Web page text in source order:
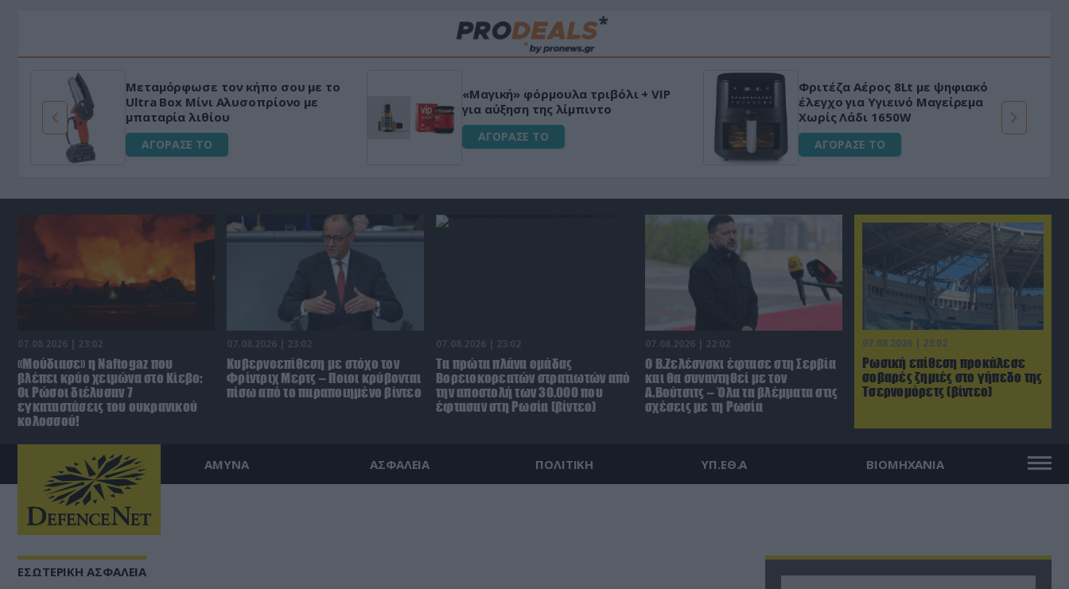
Μεταμόρφωσε τον κήπο σου με το
Ultra Box Μίνι Αλυσοπρίονο με
μπαταρία λιθίου
ΑΓΟΡΑΣΕ ΤΟ
«Μαγική» φόρμουλα τριβόλι + VIP
για αύξηση της λίμπιντο
ΑΓΟΡΑΣΕ ΤΟ
Φριτέζα Αέρος 8Lt με ψηφιακό
έλεγχο για Υγιεινό Μαγείρεμα
Χωρίς Λάδι 1650W
ΑΓΟΡΑΣΕ ΤΟ
07.08.2026 | 23:02
Ρωσική επίθεση προκάλεσε
σοβαρές ζημιές στο γήπεδο της
Τσερνομόρετς (βίντεο)
07.08.2026 | 23:02
«Μούδιασε» η Naftogaz που
βλέπει κρύο χειμώνα στο Κίεβο:
Οι Ρώσοι διέλυσαν 7
εγκαταστάσεις του ουκρανικού
κολοσσού!
07.08.2026 | 23:02
Κυβερνοεπίθεση με στόχο τον
Φρίντριχ Μερτς – Ποιοι κρύβονται
πίσω από το παραποιημένο βίντεο
07.08.2026 | 23:02
Τα πρώτα πλάνα ομάδας
Βορειοκορεατών στρατιωτών από
την αποστολή των 30.000 που
έφτασαν στη Ρωσία (βίντεο)
07.08.2026 | 22:02
Ο Β.Ζελέσνσκι έφτασε στη Σερβία
και θα συναντηθεί με τον
Α.Βούτσιτς – Όλα τα βλέμματα στις
σχέσεις με τη Ρωσία
ΑΜΥΝΑ ΑΣΦΑΛΕΙΑ ΠΟΛΙΤΙΚΗ ΥΠ.ΕΘ.Α ΒΙΟΜΗΧΑΝΙΑ
ΕΣΩΤΕΡΙΚΗ ΑΣΦΑΛΕΙΑ